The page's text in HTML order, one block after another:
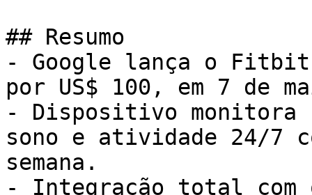
## Resumo
- Google lança o
por US$ 100, em 7 de
- Dispositivo monitora
sono e atividade 24/7
semana.
- Integração total com